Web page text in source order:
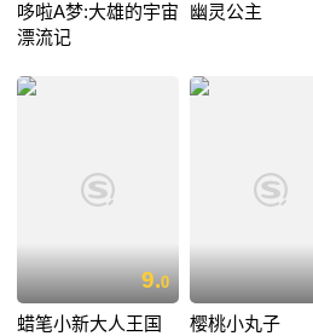
哆啦A梦:大雄的宇宙
漂流记
幽灵公主
9.0
蜡笔小新大人王国
樱桃小丸子